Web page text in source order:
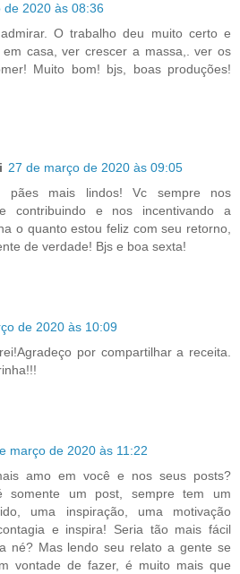
de 2020 às 08:36
O trabalho deu muito certo e
casa, ver crescer a massa,. ver os
Muito bom! bjs, boas produções!
27 de março de 2020 às 09:05
pães mais lindos! Vc sempre nos
contribuindo e nos incentivando a
o quanto estou feliz com seu retorno,
de verdade! Bjs e boa sexta!
de 2020 às 10:09
por compartilhar a receita.
março de 2020 às 11:22
amo em você e nos seus posts?
somente um post, sempre tem um
uma inspiração, uma motivação
e inspira! Seria tão mais fácil
né? Mas lendo seu relato a gente se
vontade de fazer, é muito mais que